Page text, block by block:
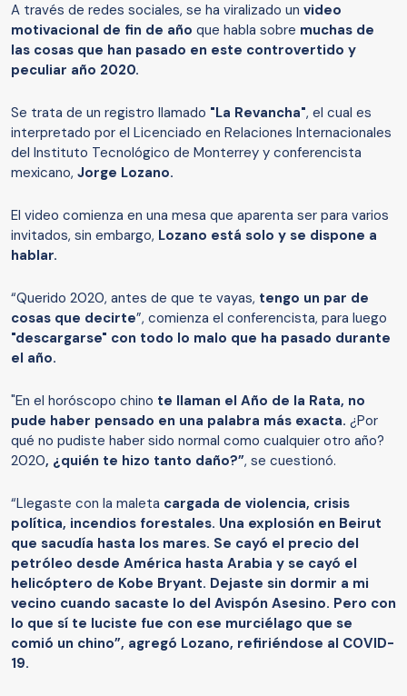
A través de redes sociales, se ha viralizado un video
motivacional de fin de año que habla sobre muchas de
las cosas que han pasado en este controvertido y
peculiar año 2020.
Se trata de un registro llamado "La Revancha", el cual es
interpretado por el Licenciado en Relaciones Internacionales
del Instituto Tecnológico de Monterrey y conferencista
mexicano, Jorge Lozano.
El video comienza en una mesa que aparenta ser para varios
invitados, sin embargo, Lozano está solo y se dispone a
hablar.
“Querido 2020, antes de que te vayas, tengo un par de
cosas que decirte”, comienza el conferencista, para luego
"descargarse" con todo lo malo que ha pasado durante
el año.
"En el horóscopo chino te llaman el Año de la Rata, no
pude haber pensado en una palabra más exacta. ¿Por
qué no pudiste haber sido normal como cualquier otro año?
2020, ¿quién te hizo tanto daño?”, se cuestionó.
“Llegaste con la maleta cargada de violencia, crisis
política, incendios forestales. Una explosión en Beirut
que sacudía hasta los mares. Se cayó el precio del
petróleo desde América hasta Arabia y se cayó el
helicóptero de Kobe Bryant. Dejaste sin dormir a mi
vecino cuando sacaste lo del Avispón Asesino. Pero con
lo que sí te luciste fue con ese murciélago que se
comió un chino”, agregó Lozano, refiriéndose al COVID-
19.